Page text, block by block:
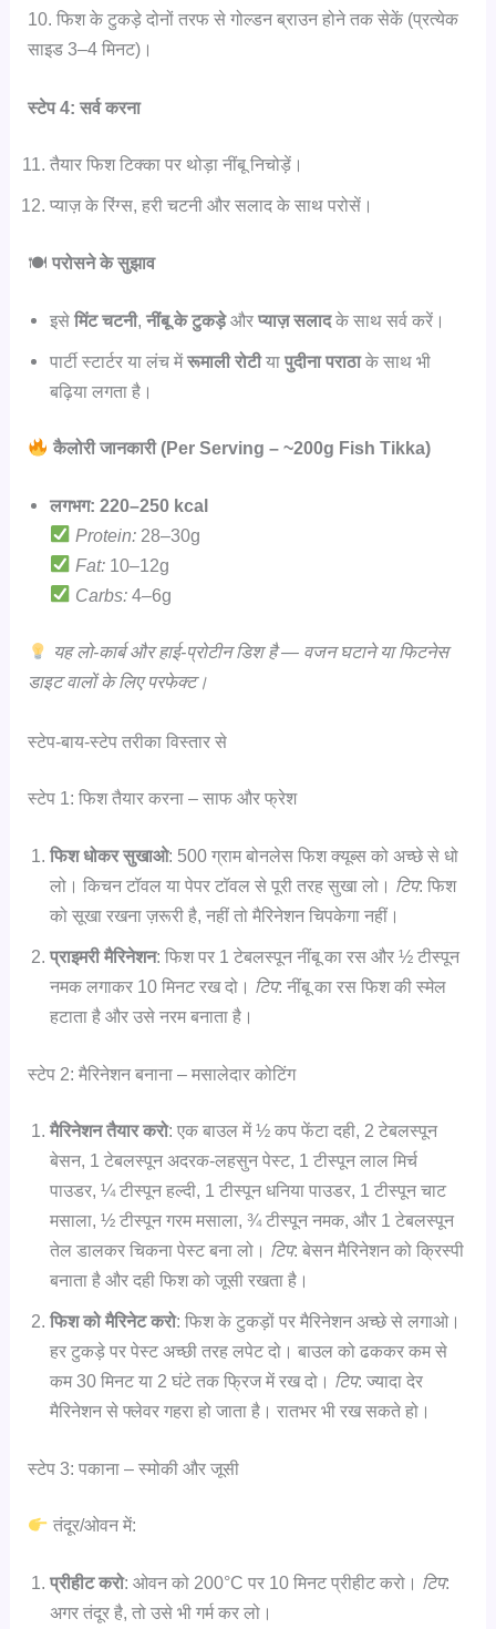
10. फिश के टुकड़े दोनों तरफ से गोल्डन ब्राउन होने तक सेकें (प्रत्येक
साइड 3–4 मिनट)।
स्टेप 4: सर्व करना
तैयार फिश टिक्का पर थोड़ा नींबू निचोड़ें।
प्याज़ के रिंग्स, हरी चटनी और सलाद के साथ परोसें।
🍽परोसने के सुझाव
इसेमिंट चटनी,नींबू के टुकड़ेऔरप्याज़ सलादके साथ सर्व करें।
पार्टी स्टार्टर या लंच मेंरूमाली रोटीयापुदीना पराठाके साथ भी
बढ़िया लगता है।
कैलोरी जानकारी (Per Serving – ~200g Fish Tikka)
लगभग: 220–250 kcal
Protein:28–30g
Fat:10–12g
Carbs:4–6g
यह लो-कार्ब और हाई-प्रोटीन डिश है — वजन घटाने या फिटनेस
डाइट वालों के लिए परफेक्ट।
स्टेप-बाय-स्टेप तरीका विस्तार से
स्टेप 1: फिश तैयार करना – साफ और फ्रेश
फिश धोकर सुखाओ: 500 ग्राम बोनलेस फिश क्यूब्स को अच्छे से धो
लो। किचन टॉवल या पेपर टॉवल से पूरी तरह सुखा लो। टिप: फिश
को सूखा रखना ज़रूरी है, नहीं तो मैरिनेशन चिपकेगा नहीं।
प्राइमरी मैरिनेशन: फिश पर 1 टेबलस्पून नींबू का रस और ½ टीस्पून
नमक लगाकर 10 मिनट रख दो। टिप: नींबू का रस फिश की स्मेल
हटाता है और उसे नरम बनाता है।
स्टेप 2: मैरिनेशन बनाना – मसालेदार कोटिंग
मैरिनेशन तैयार करो: एक बाउल में ½ कप फेंटा दही, 2 टेबलस्पून
बेसन, 1 टेबलस्पून अदरक-लहसुन पेस्ट, 1 टीस्पून लाल मिर्च
पाउडर, ¼ टीस्पून हल्दी, 1 टीस्पून धनिया पाउडर, 1 टीस्पून चाट
मसाला, ½ टीस्पून गरम मसाला, ¾ टीस्पून नमक, और 1 टेबलस्पून
तेल डालकर चिकना पेस्ट बना लो। टिप: बेसन मैरिनेशन को क्रिस्पी
बनाता है और दही फिश को जूसी रखता है।
फिश को मैरिनेट करो: फिश के टुकड़ों पर मैरिनेशन अच्छे से लगाओ।
हर टुकड़े पर पेस्ट अच्छी तरह लपेट दो। बाउल को ढककर कम से
कम 30 मिनट या 2 घंटे तक फ्रिज में रख दो। टिप: ज्यादा देर
मैरिनेशन से फ्लेवर गहरा हो जाता है। रातभर भी रख सकते हो।
स्टेप 3: पकाना – स्मोकी और जूसी
तंदूर/ओवन में:
प्रीहीट करो: ओवन को 200°C पर 10 मिनट प्रीहीट करो। टिप:
अगर तंदूर है, तो उसे भी गर्म कर लो।